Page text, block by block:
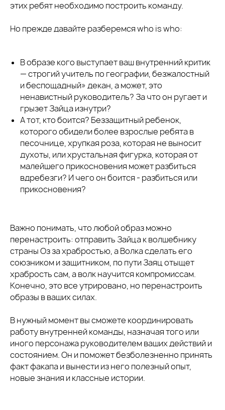
этих ребят необходимо построить команду.
Но прежде давайте разберемся who is who:
В образе кого выступает ваш внутренний критик
— строгий учитель по географии, безжалостный
и беспощадный» декан, а может, это
ненавистный руководитель? За что он ругает и
грызет Зайца изнутри?
А тот, кто боится? Беззащитный ребенок,
которого обидели более взрослые ребята в
песочнице, хрупкая роза, которая не выносит
духоты, или хрустальная фигурка, которая от
малейшего прикосновения может разбиться
вдребезги? И чего он боится - разбиться или
прикосновения?
Важно понимать, что любой образ можно
перенастроить: отправить Зайца к волшебнику
страны Оз за храбростью, а Волка сделать его
союзником и защитником, по пути Заяц отыщет
храбрость сам, а волк научится компромиссам.
Конечно, это все утрировано, но перенастроить
образы в ваших силах.
В нужный момент вы сможете координировать
работу внутренней команды, назначая того или
иного персонажа руководителем ваших действий и
состоянием. Он и поможет безболезненно принять
факт факапа и вынести из него полезный опыт,
новые знания и классные истории.